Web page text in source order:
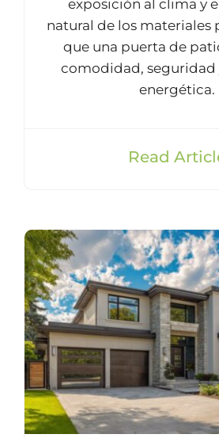
exposición al clima y
natural de los materiales
que una puerta de
comodidad, seguridad
energética.
Read